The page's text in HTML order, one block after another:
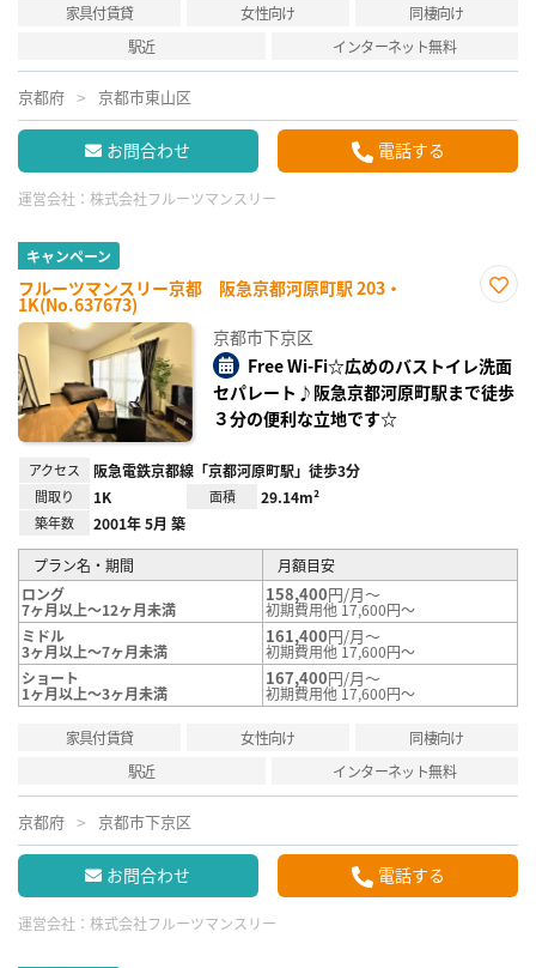
家具付賃貸 女性向け
同棲向け
駅近
インターネット無料
京都府 京都市東山区
お問合わせ 電話する
運営会社： 株式会社フルーツマンスリー
キャンペーン
フルーツマンスリー京都 阪急京都河原町駅 203・
1K(No.637673)
録
京都市下京区
Free Wi-Fi☆広めのバストイレ洗面
セパレート♪阪急京都河原町駅まで徒歩
３分の便利な立地です☆
アクセス 阪急電鉄京都線「京都河原町駅」徒歩3分
間取り 1K 面積 29.14m²
築年数 2001年 5月 築
プラン名・期間
月額目安
ロング
7ヶ月以上～12ヶ月未満
158,400円/月～
初期費用他 17,600円～
ミドル
3ヶ月以上～7ヶ月未満
161,400円/月～
初期費用他 17,600円～
ショート
1ヶ月以上～3ヶ月未満
167,400円/月～
初期費用他 17,600円～
家具付賃貸 女性向け
同棲向け
駅近
インターネット無料
京都府 京都市下京区
お問合わせ 電話する
運営会社： 株式会社フルーツマンスリー